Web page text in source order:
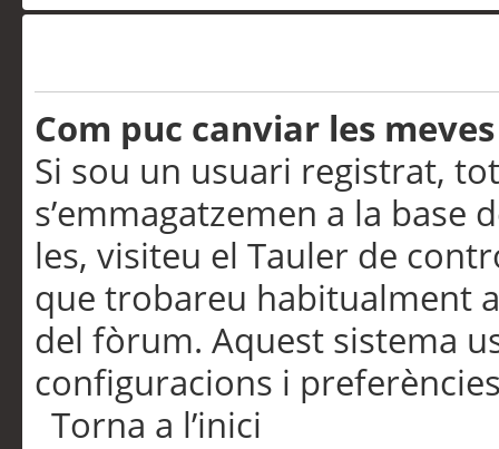
Com puc canviar les
Si sou un usuari registrat,
s’emmagatzemen a la
les, visiteu el Tauler de
que trobareu habitualment
del fòrum. Aquest sistema
configuracions i
Torna a l’inici